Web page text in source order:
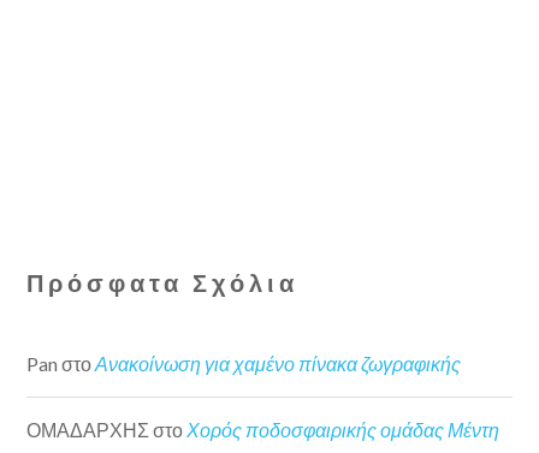
Πρόσφατα Σχόλια
Pan στοΑνακοίνωση για χαμένο πίνακα ζωγραφικής
ΟΜΑΔΑΡΧΗΣ στοΧορός ποδοσφαιρικής ομάδας Μέντη